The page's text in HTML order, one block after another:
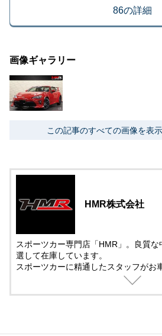
86の詳細
画像ギャラリー
この記事のすべての画像を表示
HMR株式会社
スポーツカー専門店「HMR」。良質
選して在庫しています。
スポーツカーに精通したスタッフがお
ンテナンス＆チューニングまでサポー